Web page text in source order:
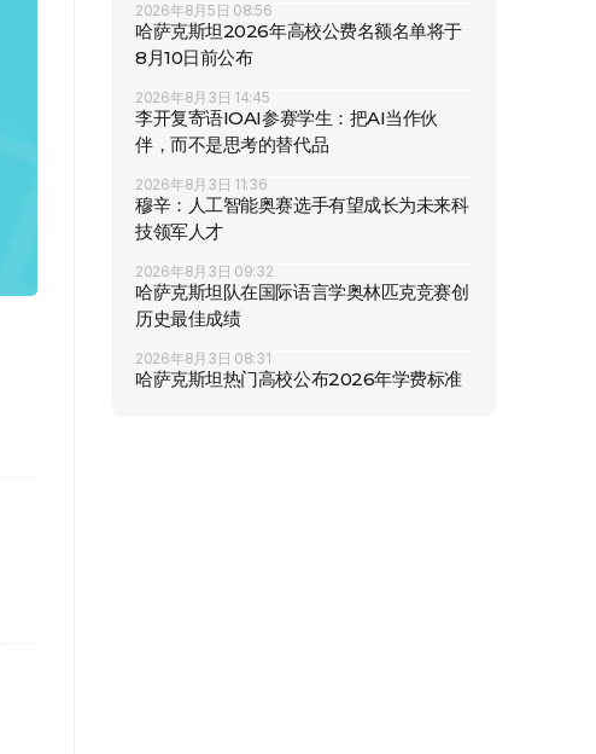
2026年8月5日 08:56
哈萨克斯坦2026年高校公费名额名单将于
8月10日前公布
2026年8月3日 14:45
李开复寄语IOAI参赛学生：把AI当作伙
伴，而不是思考的替代品
2026年8月3日 11:36
穆辛：人工智能奥赛选手有望成长为未来科
技领军人才
2026年8月3日 09:32
哈萨克斯坦队在国际语言学奥林匹克竞赛创
历史最佳成绩
2026年8月3日 08:31
哈萨克斯坦热门高校公布2026年学费标准